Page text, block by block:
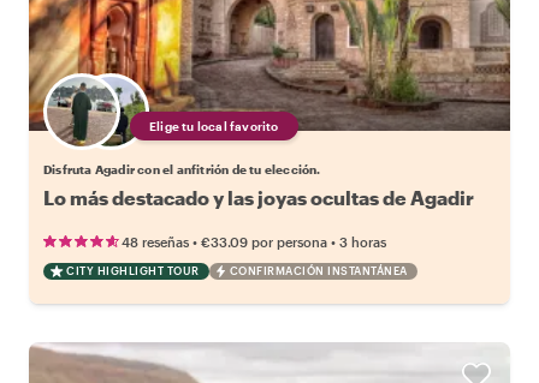
Elige tu local favorito
Disfruta Agadir con el anfitrión de tu elección.
Lo más destacado y las joyas ocultas de Agadir
48 reseñas • €33.09 por persona • 3 horas
CITY HIGHLIGHT TOUR CONFIRMACIÓN INSTANTÁNEA